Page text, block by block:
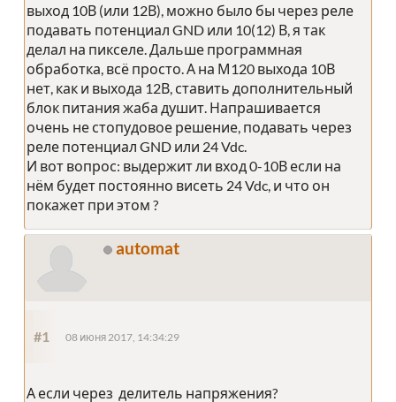
выход 10В (или 12В), можно было бы через реле
подавать потенциал GND или 10(12) В, я так
делал на пикселе. Дальше программная
обработка, всё просто. А на М120 выхода 10В
нет, как и выхода 12В, ставить дополнительный
блок питания жаба душит. Напрашивается
очень не стопудовое решение, подавать через
реле потенциал GND или 24 Vdc.
И вот вопрос: выдержит ли вход 0-10В если на
нём будет постоянно висеть 24 Vdc, и что он
покажет при этом ?
automat
#1 08 июня 2017, 14:34:29
А если через делитель напряжения?